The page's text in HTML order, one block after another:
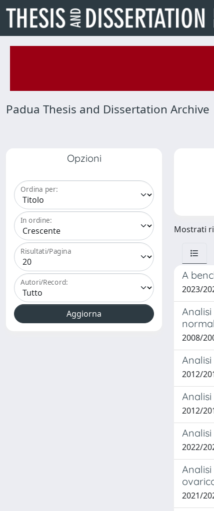
Padua Thesis and Dissertation Archive
Opzioni
Ordina per:
In ordine:
Risultati/Pagina
Autori/Record:
Mostrati
A
2023/
2008/
2012/
2012/
2022/
2021/